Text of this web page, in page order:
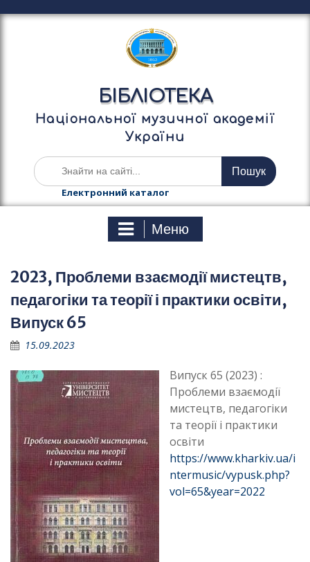
е
у
БІБЛІОТЕКА
Національної музичної академії
України
Ш
у
а
Електронний каталог
Меню
2023, Проблеми взаємодії мистецтв,
педагогіки та теорії і практики освіти,
Випуск 65
15.09.2023
Випуск 65 (2023) :
Проблеми взаємодії
мистецтв, педагогіки
та теорії і практики
освіти
https://www.kharkiv.ua/i
ntermusic/vypusk.php?
vol=65&year=2022